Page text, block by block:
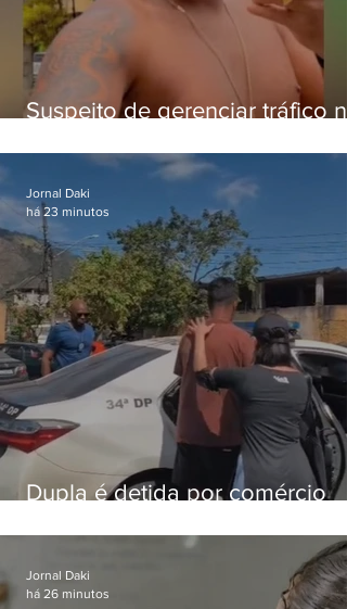
Suspeito de gerenciar tráfico na
foragido
Dupla é detida por comércio
Bangu
Jornal Daki
há 23 minutos
Jornal Daki
há 26 minutos